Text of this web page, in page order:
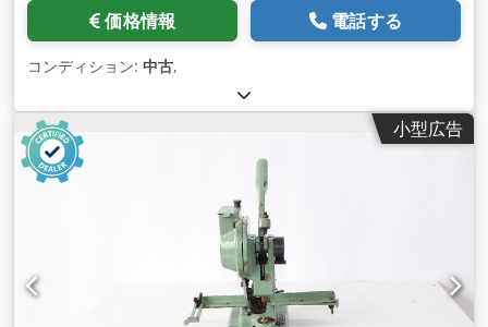
価格情報 電話する
コンディション: 中古,
小型広告